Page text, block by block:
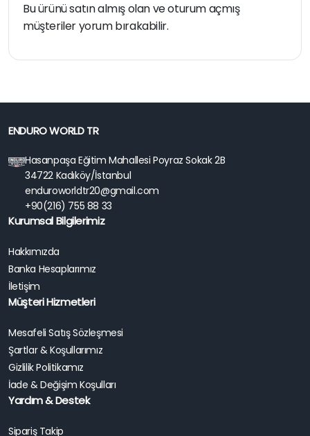
Bu ürünü satın almış olan ve oturum açmış
müşteriler yorum bırakabilir.
ENDURO WORLD TR
Hasanpaşa Eğitim Mahallesi Poyraz Sokak 2B
34722 Kadıköy/İstanbul
enduroworldtr20@gmail.com
+90(216) 755 88 33
Kurumsal Bilgilerimiz
Hakkımızda
Banka Hesaplarımız
İletişim
Müşteri Hizmetleri
Mesafeli Satış Sözleşmesi
Şartlar & Koşullarımız
Gizlilik Politikamız
İade & Değişim Koşulları
Yardım & Destek
Sipariş Takip